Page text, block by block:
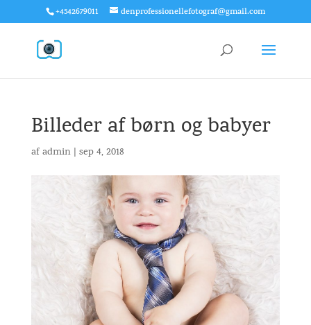
+4542679011 denprofessionellefotograf@gmail.com
Billeder af børn og babyer
afadmin| sep 4, 2018